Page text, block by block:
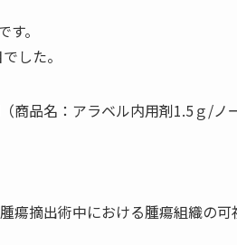
。
した。
（商品名：アラベル内用剤1.5ｇ/
瘍摘出術中における腫瘍組織の可